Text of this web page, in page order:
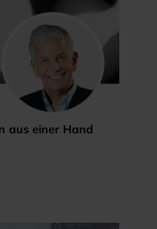
aus einer Hand